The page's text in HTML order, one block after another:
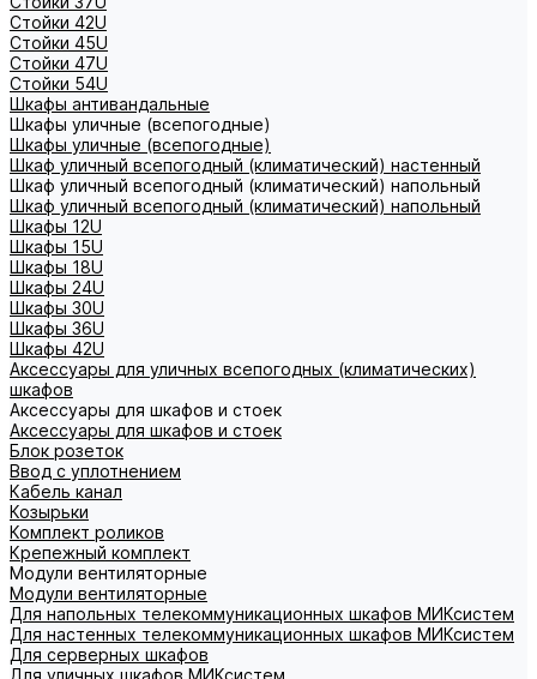
Стойки 42U
Стойки 45U
Стойки 47U
Стойки 54U
Шкафы антивандальные
Шкафы уличные (всепогодные)
Шкафы уличные (всепогодные)
Шкаф уличный всепогодный (климатический) настенный
Шкаф уличный всепогодный (климатический) напольный
Шкаф уличный всепогодный (климатический) напольный
Шкафы 12U
Шкафы 15U
Шкафы 18U
Шкафы 24U
Шкафы 30U
Шкафы 36U
Шкафы 42U
Аксессуары для уличных всепогодных (климатических)
шкафов
Аксессуары для шкафов и стоек
Аксессуары для шкафов и стоек
Блок розеток
Ввод с уплотнением
Кабель канал
Козырьки
Комплект роликов
Крепежный комплект
Модули вентиляторные
Модули вентиляторные
Для напольных телекоммуникационных шкафов МИКсистем
Для настенных телекоммуникационных шкафов МИКсистем
Для серверных шкафов
Для уличных шкафов МИКсистем